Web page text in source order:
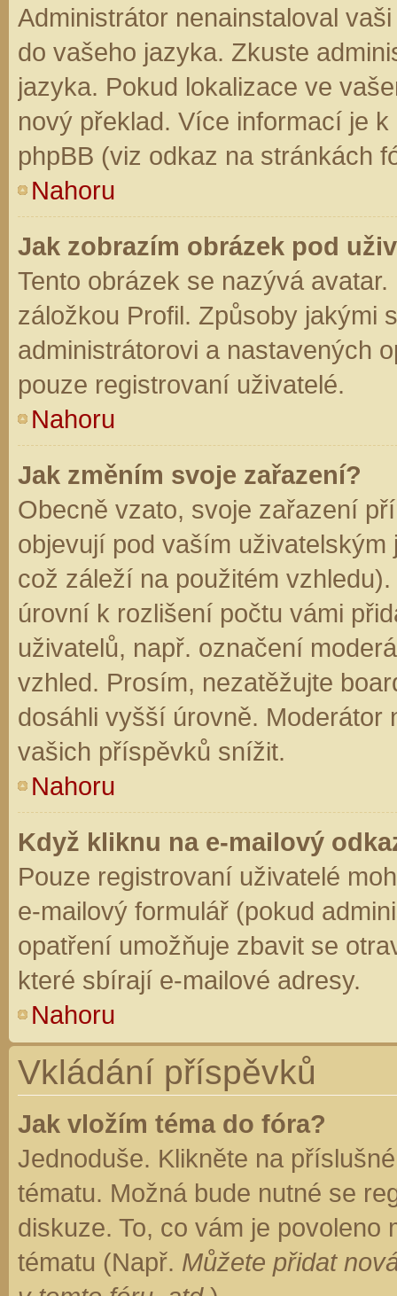
Administrátor nenainstaloval
do vašeho jazyka. Zkuste
jazyka. Pokud lokalizace ve
nový překlad. Více informací je
phpBB (viz odkaz na stránkách
Nahoru
Jak zobrazím obrázek pod
Tento obrázek se nazývá
záložkou Profil. Způsoby jakými
administrátorovi a nastavených
pouze registrovaní uživatelé.
Nahoru
Jak změním svoje zařazení?
Obecně vzato, svoje zařazení
objevují pod vaším
což záleží na použitém
úrovní k rozlišení počtu vámi
uživatelů, např. označení
vzhled. Prosím, nezatěžujte
dosáhli vyšší úrovně. Moderátor
vašich příspěvků snížit.
Nahoru
Když kliknu na e-mailový
Pouze registrovaní uživatelé
e-mailový formulář (pokud
opatření umožňuje zbavit se
které sbírají e-mailové adresy.
Nahoru
Vkládání příspěvků
Jak vložím téma do fóra?
Jednoduše. Klikněte na
tématu. Možná bude nutné se
diskuze. To, co vám je
tématu (Např. Můžete přidat